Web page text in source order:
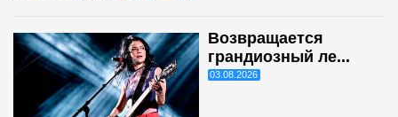
Возвращается
грандиозный ле...
03.08.2026